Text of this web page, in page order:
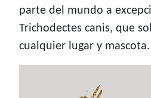
parte del mundo a
Trichodectes canis, que
cualquier lugar y mascota.